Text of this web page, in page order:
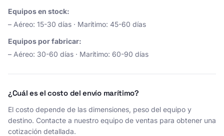
Equipos en stock:
– Aéreo: 15-30 días · Marítimo: 45-60 días
Equipos por fabricar:
– Aéreo: 30-60 días · Marítimo: 60-90 días
¿Cuál es el costo del envío marítimo?
El costo depende de las dimensiones, peso del equipo y
destino. Contacte a nuestro equipo de ventas para obtener una
cotización detallada.